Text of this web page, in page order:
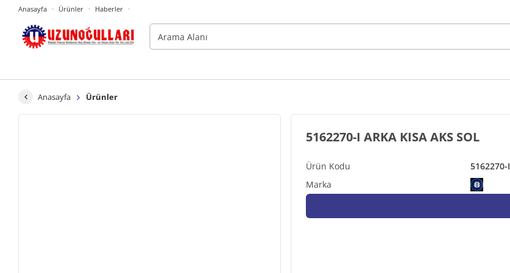
Anasayfa Ürünler Haberler
Anasayfa Ürünler
5162270-I
5162270-I ARKA KISA AKS SOL